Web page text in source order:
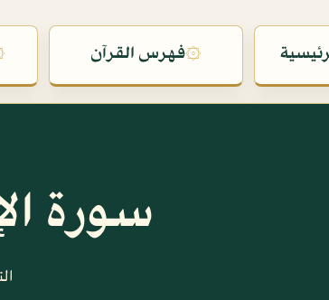
۞فهرس القرآن
سورة